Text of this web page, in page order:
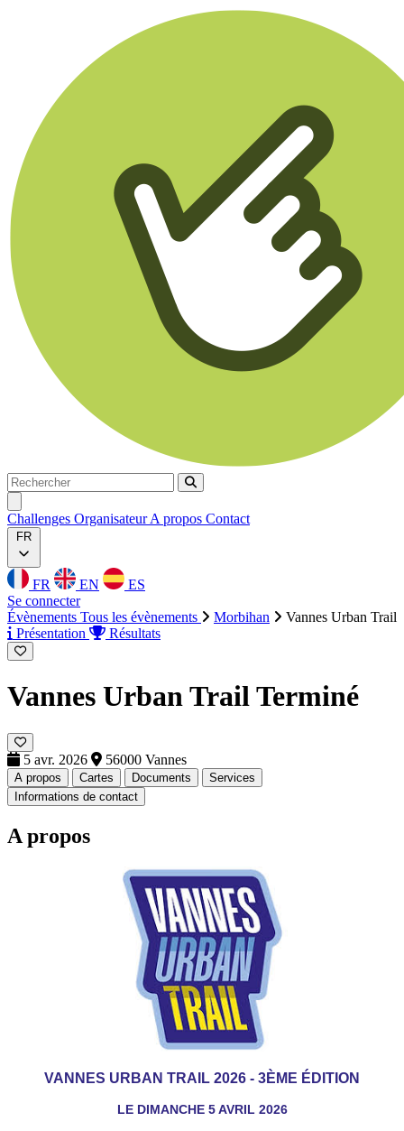
Rechercher
Rechercher
Challenges OrganisateurA propos Contact
FR
FR EN
ES
Se connecter
Évènements Tous les évènements Morbihan
Vannes Urban Trail
Présentation
Résultats
Vannes Urban TrailTerminé
5 avr. 2026 56000 Vannes
A propos Cartes Documents
Services
Informations de contact
A propos
VANNES URBAN TRAIL 2026 - 3ÈME ÉDITION
LE DIMANCHE 5 AVRIL 2026